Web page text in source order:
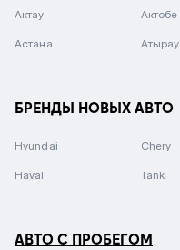
Актау Актобе
Астана Атырау
БРЕНДЫ НОВЫХ АВТО
Hyundai Chery
Haval Tank
АВТО С ПРОБЕГОМ